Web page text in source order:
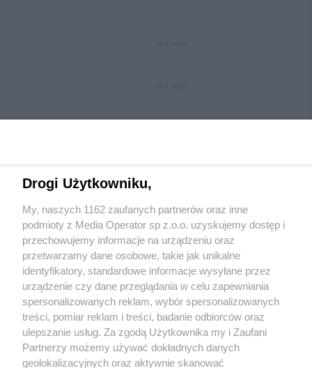
Wydawca mediówlokalnych
Nie zapomnij
zapoznać się z:
polityką prywatności regulamin korzystania z portali
Twojemiasto
Piekary Śląskie
Skontakuj sięz nami
Kontakt
Drogi Użytkowniku,
My, naszych 1162 zaufanych partnerów oraz inne
podmioty z Media Operator sp z.o.o. uzyskujemy dostęp i
przechowujemy informacje na urządzeniu oraz
przetwarzamy dane osobowe, takie jak unikalne
identyfikatory, standardowe informacje wysyłane przez
urządzenie czy dane przeglądania w celu zapewniania
spersonalizowanych reklam, wybór spersonalizowanych
treści, pomiar reklam i treści, badanie odbiorców oraz
ulepszanie usług. Za zgodą Użytkownika my i Zaufani
Partnerzy możemy używać dokładnych danych
geolokalizacyjnych oraz aktywnie skanować